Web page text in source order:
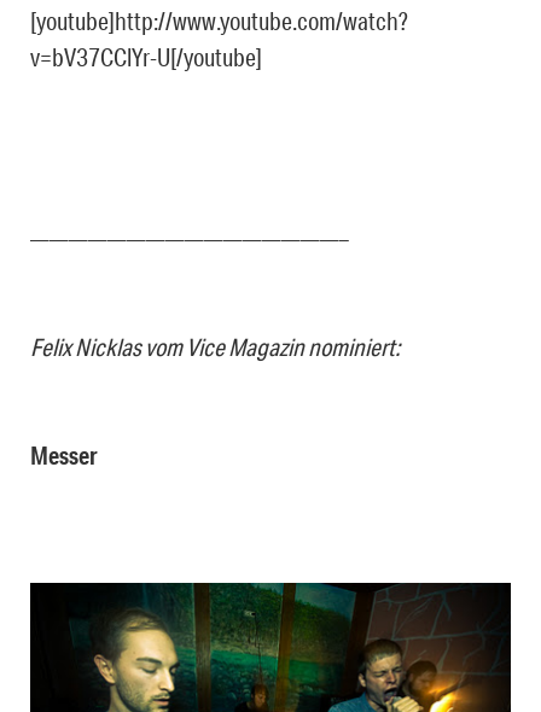
[youtube]http://www.youtube.com/watch?
v=bV37CClYr-U[/youtube]
————————————————–
Felix Nicklas vom Vice Magazin nominiert:
Messer